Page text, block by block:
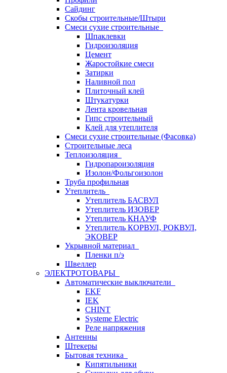
Сайдинг
Скобы строительные/Штыри
Смеси сухие строительные
Шпаклевки
Гидроизоляция
Цемент
Жаростойкие смеси
Затирки
Наливной пол
Плиточный клей
Штукатурки
Лента кровельная
Гипс строительный
Клей для утеплителя
Смеси сухие строительные (Фасовка)
Строительные леса
Теплоизоляция
Гидропароизоляция
Изолон/Фольгоизолон
Труба профильная
Утеплитель
Утеплитель БАСВУЛ
Утеплитель ИЗОВЕР
Утеплитель КНАУФ
Утеплитель КОРВУЛ, РОКВУЛ,
ЭКОВЕР
Укрывной материал
Пленки п/э
Швеллер
ЭЛЕКТРОТОВАРЫ
Автоматические выключатели
EKF
IEK
CHINT
Systeme Electric
Реле напряжения
Антенны
Штекеры
Бытовая техника
Кипятильники